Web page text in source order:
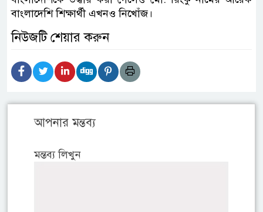
বাংলাদেশি শিক্ষার্থী এখনও নিখোঁজ।
নিউজটি শেয়ার করুন
আপনার মন্তব্য
মন্তব্য লিখুন